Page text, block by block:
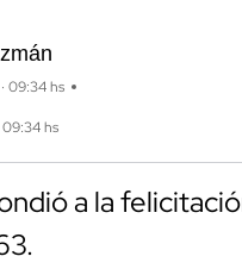
09:34 hs
hs
a la